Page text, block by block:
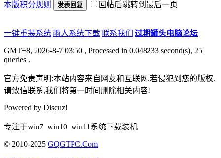
本版积分规则 发表回复 回帖后跳转到最后一页
一键重装系统|雨人系统下载|联系我们 |过期罐头电脑论坛
GMT+8, 2026-8-7 03:50 , Processed in 0.048233 second(s), 25
queries .
官方免责声明:本站内容来自网友和互联网.若侵犯到您的版权.
请致信联系,我们将第一时间删除相关内容!
Powered by Discuz!
专注于win7_win10_win11系统下载装机
© 2010-2025 GQGTPC.Com